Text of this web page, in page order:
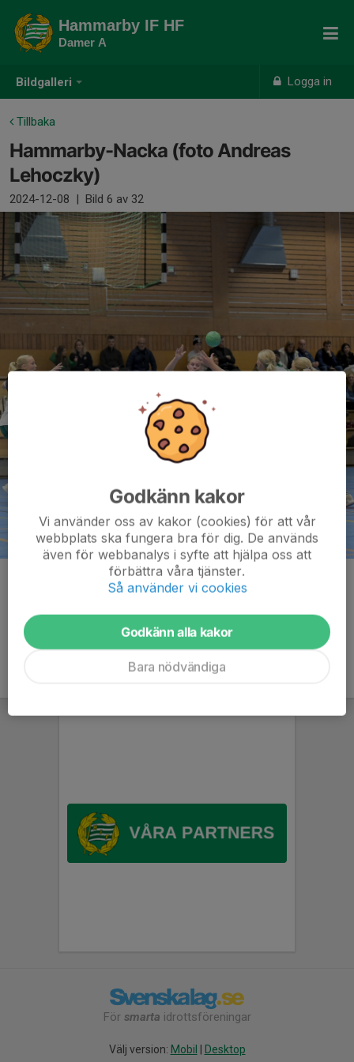
Bildgalleri Logga in
Hammarby IF HF
Damer A
Tillbaka
Hammarby-Nacka (foto Andreas
Lehoczky)
2024-12-08 | Bild 6 av 32
För smarta idrottsföreningar
Välj version: Mobil | Desktop
Godkänn kakor
Vi använder oss av kakor (cookies) för att vår
webbplats ska fungera bra för dig. De används
även för webbanalys i syfte att hjälpa oss att
förbättra våra tjänster.
Så använder vi cookies
Godkänn alla kakor
Bara nödvändiga